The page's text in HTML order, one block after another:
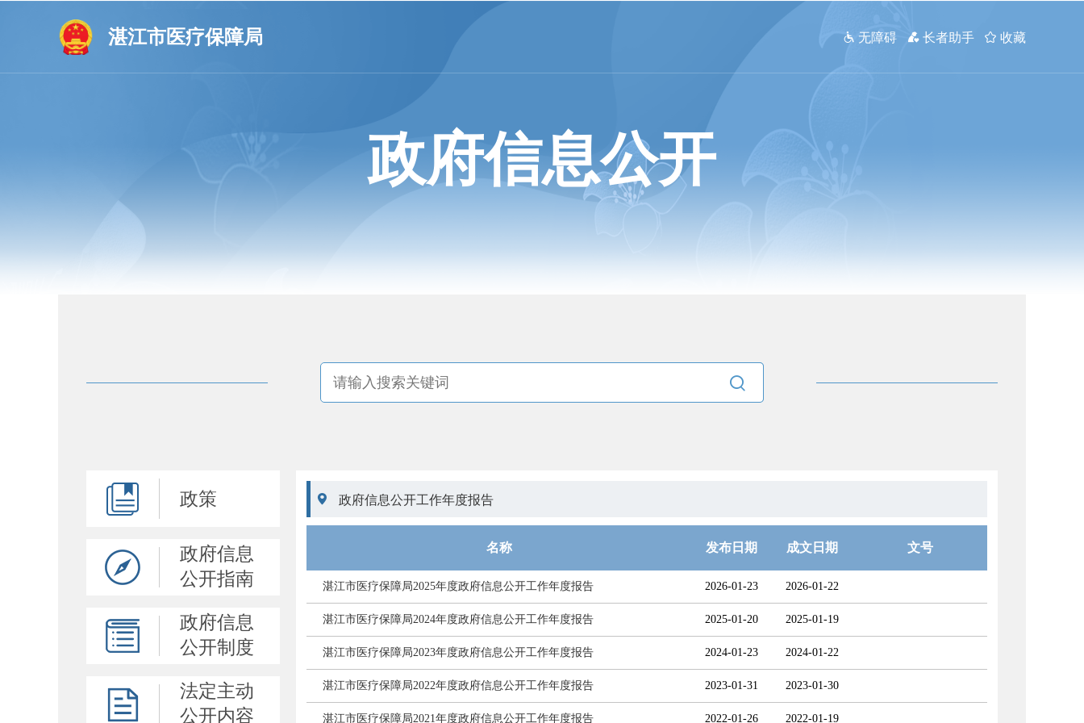
湛江市医疗保障局  无障碍  长者助手  收藏
政府信息公开

政策
政府信息
公开指南
政府信息
公开制度
法定主动
公开内容
 政府信息公开工作年度报告
名称 发布日期 成文日期 文号
湛江市医疗保障局2025年度政府信息公开工作年度报告 2026-01-23 2026-01-22
湛江市医疗保障局2024年度政府信息公开工作年度报告 2025-01-20 2025-01-19
湛江市医疗保障局2023年度政府信息公开工作年度报告 2024-01-23 2024-01-22
湛江市医疗保障局2022年度政府信息公开工作年度报告 2023-01-31 2023-01-30
湛江市医疗保障局2021年度政府信息公开工作年度报告 2022-01-26 2022-01-19